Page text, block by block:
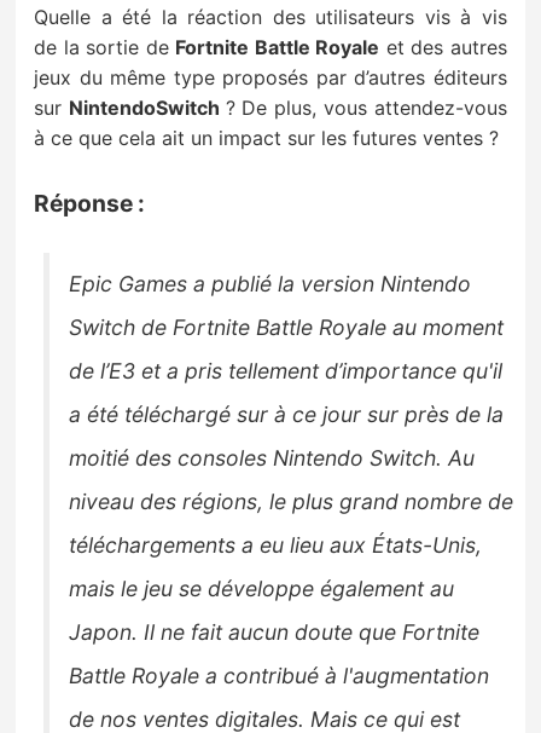
Quelle a été la réaction des utilisateurs vis à vis
de la sortie de Fortnite Battle Royale et des autres
jeux du même type proposés par d’autres éditeurs
sur NintendoSwitch ? De plus, vous attendez-vous
à ce que cela ait un impact sur les futures ventes ?
Réponse :
Epic Games a publié la version Nintendo
Switch de Fortnite Battle Royale au moment
de l’E3 et a pris tellement d’importance qu'il
a été téléchargé sur à ce jour sur près de la
moitié des consoles Nintendo Switch. Au
niveau des régions, le plus grand nombre de
téléchargements a eu lieu aux États-Unis,
mais le jeu se développe également au
Japon. Il ne fait aucun doute que Fortnite
Battle Royale a contribué à l'augmentation
de nos ventes digitales. Mais ce qui est